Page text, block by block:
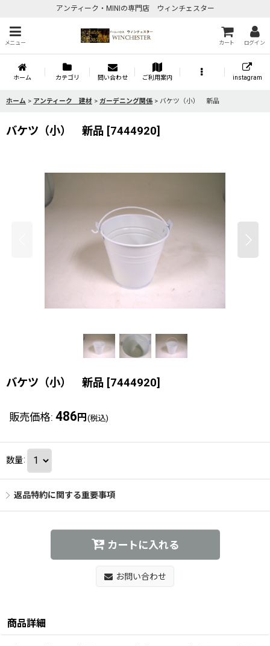
アンティーク・MINIの専門店 ウィンチェスター
メニュー カート ログイン
ホーム カテゴリ 問い合わせ ご利用案内 instagram
ホーム > アンティーク 建材 > ガーデニング関係 > バケツ（小） 新品
バケツ（小） 新品 [7444920]
バケツ（小） 新品 [7444920]
販売価格: 486 円 (税込)
数量:
返品特約に関する重要事項
カートに入れる
お問い合わせ
商品詳細